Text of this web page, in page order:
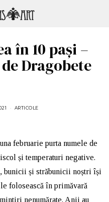
în 10 pași –
Dragobete
ARTICOLE
februarie purta numele de
și temperaturi negative.
bunicii și străbunicii noștri își
folosească în primăvară
nenumărate. Anii au